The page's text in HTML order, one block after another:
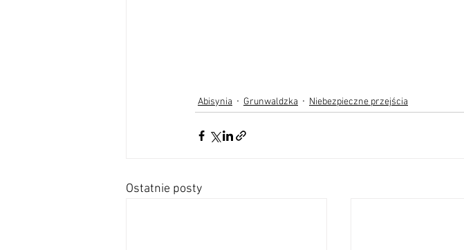
Abisynia Grunwaldzka Niebezpieczne przejścia
Ostatnie posty